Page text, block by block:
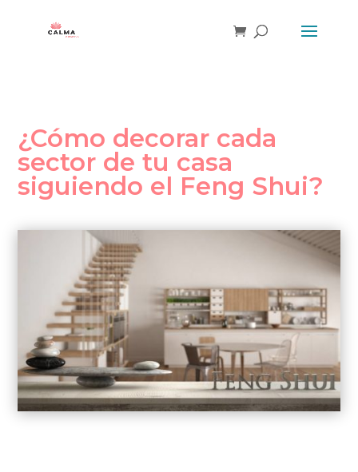
¿Cómo decorar cada
sector de tu casa
siguiendo el Feng Shui?